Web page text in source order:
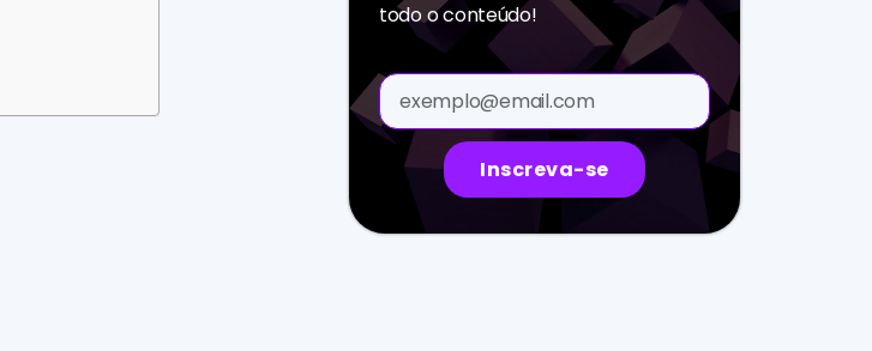
todo o conteúdo!
Inscreva-se